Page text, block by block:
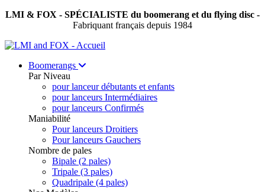
LMI & FOX - SPÉCIALISTE du boomerang et du flying disc -
Fabriquant français depuis 1984
Boomerangs
Par Niveau
pour lanceur débutants et enfants
pour lanceurs Intermédiaires
pour lanceurs Confirmés
Maniabilité
Pour lanceurs Droitiers
Pour lanceurs Gauchers
Nombre de pales
Bipale (2 pales)
Tripale (3 pales)
Quadripale (4 pales)